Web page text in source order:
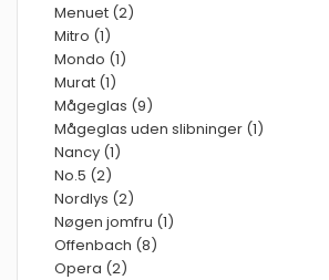
Menuet (2)
Mitro (1)
Mondo (1)
Murat (1)
Mågeglas (9)
Mågeglas uden slibninger (1)
Nancy (1)
No.5 (2)
Nordlys (2)
Nøgen jomfru (1)
Offenbach (8)
Opera (2)